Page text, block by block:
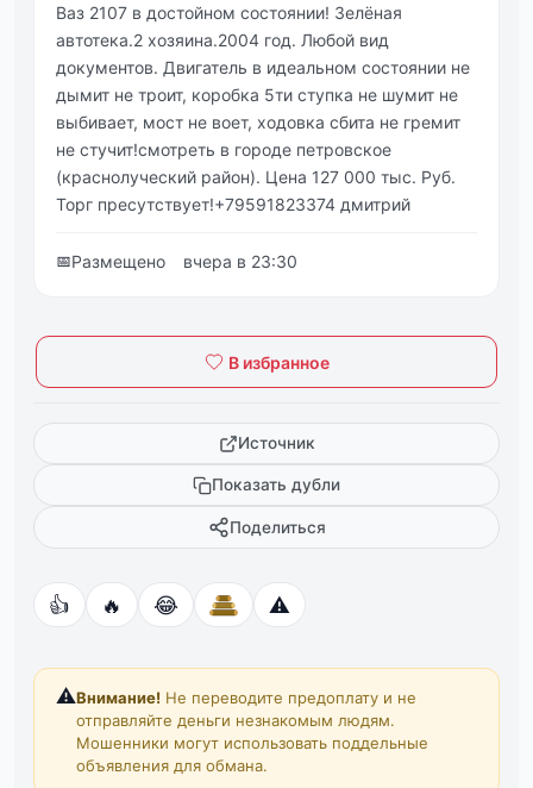
Ваз 2107 в достойном состоянии! Зелёная
автотека.2 хозяина.2004 год. Любой вид
документов. Двигатель в идеальном состоянии не
дымит не троит, коробка 5ти ступка не шумит не
выбивает, мост не воет, ходовка сбита не гремит
не стучит!смотреть в городе петровское
(краснолуческий район). Цена 127 000 тыс. Руб.
Торг пресутствует!+79591823374 дмитрий
📅Размещено вчера в 23:30
В избранное
Источник
Показать дубли
Поделиться
👍 🔥 😂 ⚠️
⚠️Внимание! Не переводите предоплату и не
отправляйте деньги незнакомым людям.
Мошенники могут использовать поддельные
объявления для обмана.